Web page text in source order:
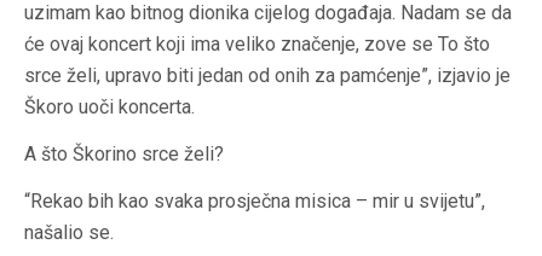
uzimam kao bitnog dionika cijelog događaja. Nadam se da
će ovaj koncert koji ima veliko značenje, zove se To što
srce želi, upravo biti jedan od onih za pamćenje”, izjavio je
Škoro uoči koncerta.
A što Škorino srce želi?
“Rekao bih kao svaka prosječna misica – mir u svijetu”,
našalio se.